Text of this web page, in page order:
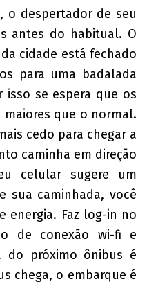
o despertador de seu
antes do habitual. O
cidade está fechado
para uma badalada
se espera que os
que o normal.
cedo para chegar a
caminha em direção
celular sugere um
sua caminhada, você
energia. Faz log-in no
de conexão wi-fi e
próximo ônibus é
chega, o embarque é